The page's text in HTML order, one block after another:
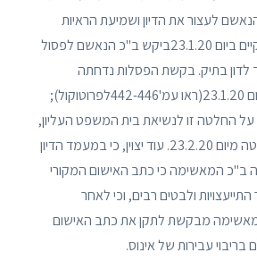
לעצור את הדיון ושמיעת הראיות
הופסקה; ובדיון שהתקיים ביום 23.1.20ביקש ב"כ הנאשם לפסול
בתיק. בקשת הפסלות נדחתה
בהחלטה מפורטת מיום 23.1.20(ראו עמ'442-446לפרוטוקול);
החלטה זו לנשיאת בית המשפט העליון,
והערעור נדחה בהחלטה מיום 23.2.20. עוד יצוין, כי במעמד הדיון
הבהירה ב"כ המאשימה כי כתב האישום המקורי
ולבטים רבים, וכי לאחר
המאשימה מבקשת לתקן את כתב האישום
עבירות של אינוס.